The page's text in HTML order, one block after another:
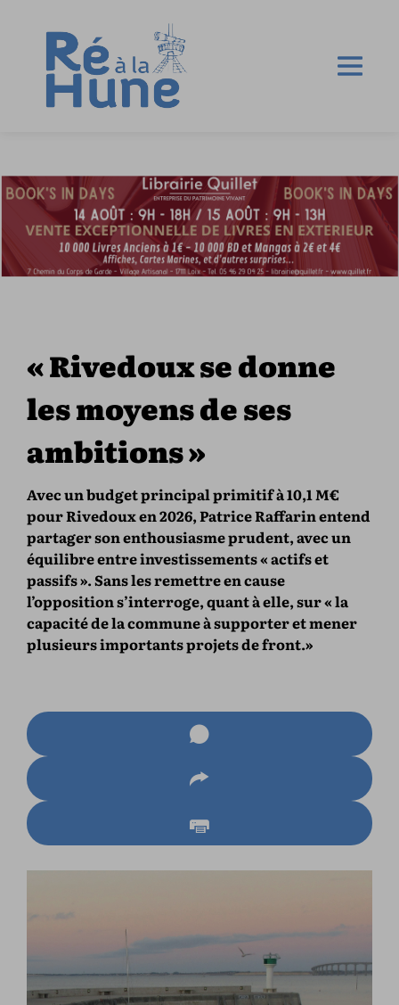
« Rivedoux se donne
les moyens de ses
ambitions »
Avec un budget principal primitif à 10,1 M€
pour Rivedoux en 2026, Patrice Raffarin entend
partager son enthousiasme prudent, avec un
équilibre entre investissements « actifs et
passifs ». Sans les remettre en cause
l’opposition s’interroge, quant à elle, sur « la
capacité de la commune à supporter et mener
plusieurs importants projets de front.»